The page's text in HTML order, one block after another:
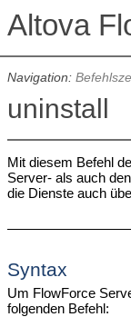
Navigation:
uninstall
Mit diesem Befehl
Server- als auch
die Dienste auch
Syntax
Um FlowForce
folgenden Befehl: